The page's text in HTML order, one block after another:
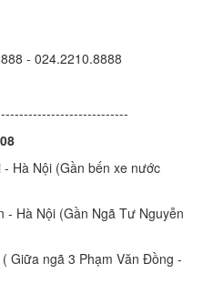
- 024.2210.8888
Hà Nội (Gần bến xe nước
- Hà Nội (Gần Ngã Tư Nguyễn
Giữa ngã 3 Phạm Văn Đồng -